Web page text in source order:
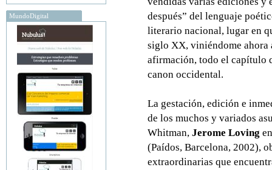
MundoDigital
después” del lenguaje
literario nacional, lugar en
siglo XX, viniéndome ahora
afirmación, todo el capítulo
canon occidental.
La gestación, edición e
de los muchos y variados
Whitman, Jerome Loving
(Paídos, Barcelona, 2002),
extraordinarias que